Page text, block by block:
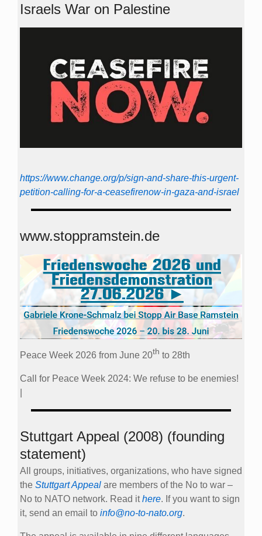
Israels War on Palestine
https://www.change.org/p/sign-and-share-this-urgent-
petition-calling-for-a-ceasefirenow-in-gaza-and-israel
www.stoppramstein.de
Peace Week 2026 from June 20th to 28th
Call for Peace Week 2024: We refuse to be enemies!
Stuttgart Appeal (2008) (founding
statement)
All groups, initiatives, organizations, who have signed
the Stuttgart Appeal are members of the No to war –
No to NATO network. Read ithere. If you want to sign
it, send an email to info@no-to-nato.org.